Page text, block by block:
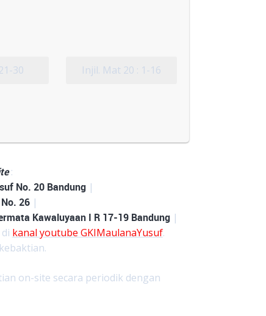
30 Injil. Mat 20 : 1-16
:
No. 20 Bandung|
26|
Kawaluyaan I R 17-19 Bandung |
kanal youtube GKIMaulanaYusuf.
on-site secara periodik dengan